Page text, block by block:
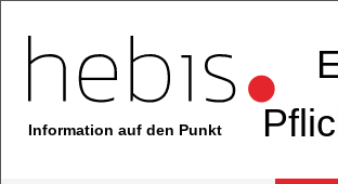
Information auf den Punkt